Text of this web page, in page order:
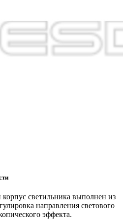
светильника выполнен из
направления светового
эффекта.